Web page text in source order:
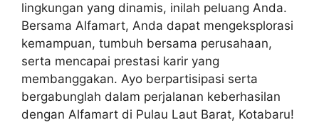
lingkungan yang dinamis, inilah peluang Anda.
Bersama Alfamart, Anda dapat mengeksplorasi
kemampuan, tumbuh bersama perusahaan,
serta mencapai prestasi karir yang
membanggakan. Ayo berpartisipasi serta
bergabunglah dalam perjalanan keberhasilan
dengan Alfamart di Pulau Laut Barat, Kotabaru!